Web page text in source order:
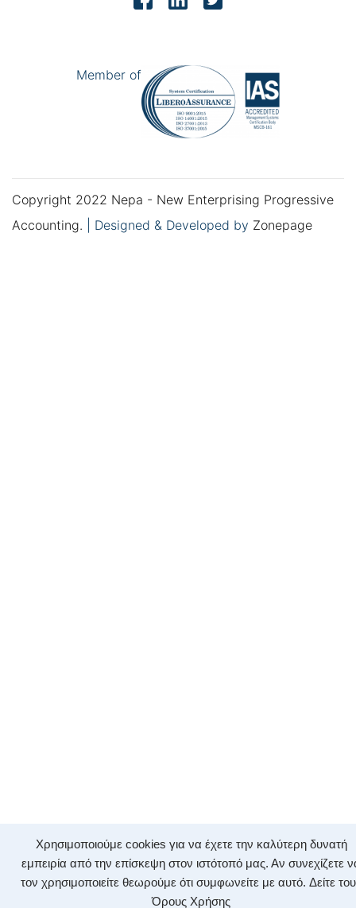
Χρησιμοποιούμε cookies για να έχετε την καλύτερη δυνατή
εμπειρία από την επίσκεψη στον ιστότοπό μας. Αν συνεχίζετε
τον χρησιμοποιείτε θεωρούμε ότι συμφωνείτε με αυτό. Δείτε
Όρους Χρήσης
Member of
Copyright 2022 Nepa - New Enterprising Progressive
Accounting.
Designed & Developed by Zonepage